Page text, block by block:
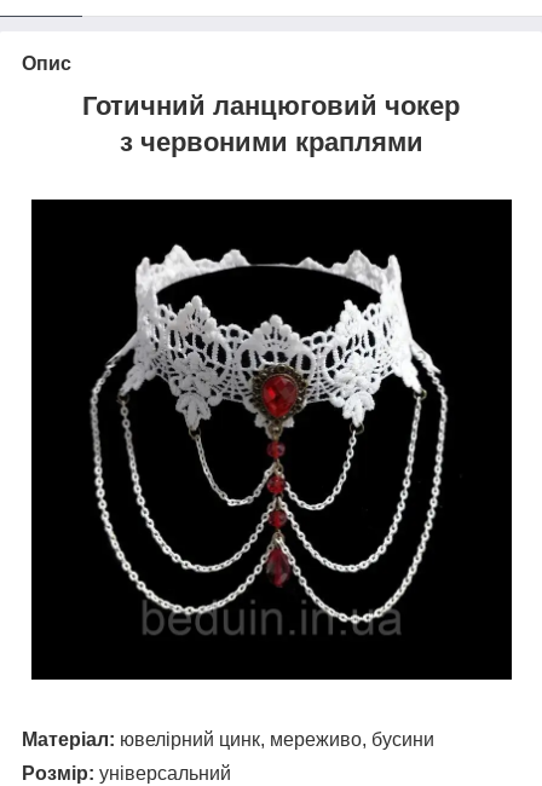
Опис
Готичний ланцюговий чокер
з червоними краплями
Матеріал: ювелірний цинк, мереживо, бусини
Розмір: універсальний